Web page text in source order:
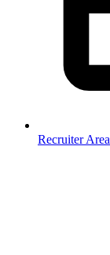
Recruiter Area